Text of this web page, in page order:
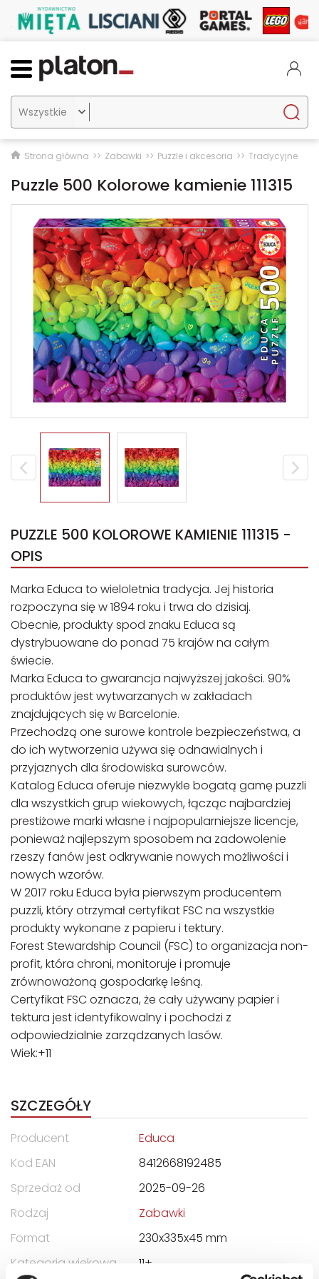

Strona główna Zabawki Puzzle i akcesoria Tradycyjne
Puzzle 500 Kolorowe kamienie 111315
PUZZLE 500 KOLOROWE KAMIENIE 111315 -
OPIS
Marka Educa to wieloletnia tradycja. Jej historia
rozpoczyna się w 1894 roku i trwa do dzisiaj.
Obecnie, produkty spod znaku Educa są
dystrybuowane do ponad 75 krajów na całym
świecie.
Marka Educa to gwarancja najwyższej jakości. 90%
produktów jest wytwarzanych w zakładach
znajdujących się w Barcelonie.
Przechodzą one surowe kontrole bezpieczeństwa, a
do ich wytworzenia używa się odnawialnych i
przyjaznych dla środowiska surowców.
Katalog Educa oferuje niezwykle bogatą gamę puzzli
dla wszystkich grup wiekowych, łącząc najbardziej
prestiżowe marki własne i najpopularniejsze licencje,
ponieważ najlepszym sposobem na zadowolenie
rzeszy fanów jest odkrywanie nowych możliwości i
nowych wzorów.
W 2017 roku Educa była pierwszym producentem
puzzli, który otrzymał certyfikat FSC na wszystkie
produkty wykonane z papieru i tektury.
Forest Stewardship Council (FSC) to organizacja non-
profit, która chroni, monitoruje i promuje
zrównoważoną gospodarkę leśną.
Certyfikat FSC oznacza, że cały używany papier i
tektura jest identyfikowalny i pochodzi z
odpowiedzialnie zarządzanych lasów.
Wiek:+11
SZCZEGÓŁY
Producent
Educa
Kod EAN
8412668192485
Sprzedaż od
2025-09-26
Rodzaj
Zabawki
Format
230x335x45 mm
Kategoria wiekowa
11+